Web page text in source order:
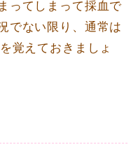
ってしまって採血で
でない限り、通常は
覚えておきましょ